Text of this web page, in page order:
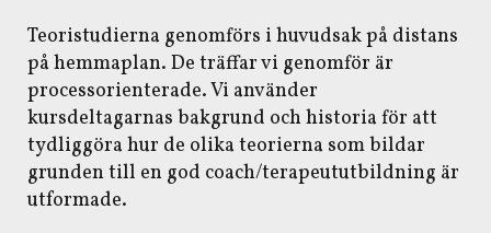
Teoristudierna genomförs i huvudsak på distans
på hemmaplan. De träffar vi genomför är
processorienterade. Vi använder
kursdeltagarnas bakgrund och historia för att
tydliggöra hur de olika teorierna som bildar
grunden till en god coach/terapeututbildning är
utformade.